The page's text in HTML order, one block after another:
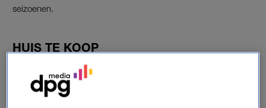
seizoenen.
HUIS TE KOOP
Sinds 2005 zijn de vier vriendinnen niet meer weg te denken.
Na zes seizoenen, twee films en een zevende seizoen in volle
gang, kijken we nergens meer van op: gigantische huizen, luxe